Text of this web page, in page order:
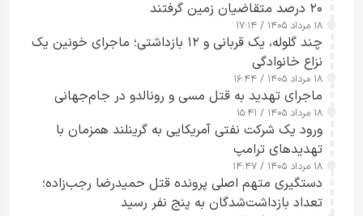
۲۰ درصد متقاضیان زمین گرفتند
۱۸ مرداد ۱۴۰۵ / ۱۷:۱۴
چند گلوله، یک قربانی و ۱۲ بازداشتی؛ ماجرای خونین یک
نزاع خانوادگی
۱۸ مرداد ۱۴۰۵ / ۱۶:۴۴
ماجرای تهدید به قتل مسی و رونالدو در جام‌جهانی
۱۸ مرداد ۱۴۰۵ / ۱۵:۴۱
ورود یک شرکت نفتی آمریکایی به گرینلند همزمان با
تهدیدهای ترامپ
۱۸ مرداد ۱۴۰۵ / ۱۴:۴۷
دستگیری متهم اصلی پرونده قتل حمیدرضا رجب‌زاده؛
تعداد بازداشت‌شدگان به پنج نفر رسید